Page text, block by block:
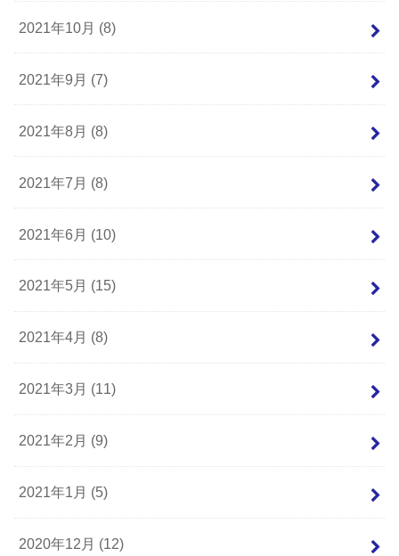
2021年10月 (8)
2021年9月 (7)
2021年8月 (8)
2021年7月 (8)
2021年6月 (10)
2021年5月 (15)
2021年4月 (8)
2021年3月 (11)
2021年2月 (9)
2021年1月 (5)
2020年12月 (12)